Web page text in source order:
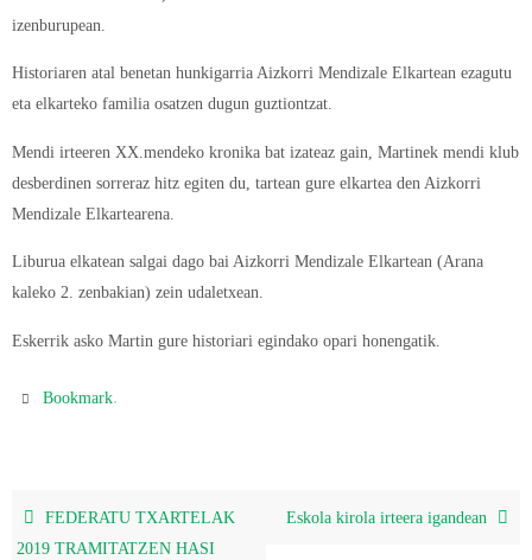
izenburupean.
Historiaren atal benetan hunkigarria Aizkorri Mendizale Elkartean ezagutu
eta elkarteko familia osatzen dugun guztiontzat.
Mendi irteeren XX.mendeko kronika bat izateaz gain, Martinek mendi klub
desberdinen sorreraz hitz egiten du, tartean gure elkartea den Aizkorri
Mendizale Elkartearena.
Liburua elkatean salgai dago bai Aizkorri Mendizale Elkartean (Arana
kaleko 2. zenbakian) zein udaletxean.
Eskerrik asko Martin gure historiari egindako opari honengatik.
Bookmark.
FEDERATU TXARTELAK
2019 TRAMITATZEN HASI
Eskola kirola irteera igandean